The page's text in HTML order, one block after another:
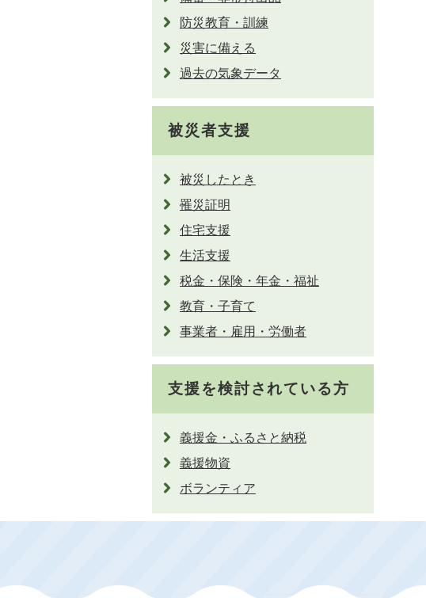
防災教育・訓練
災害に備える
過去の気象データ
被災者支援
被災したとき
罹災証明
住宅支援
生活支援
税金・保険・年金・福祉
教育・子育て
事業者・雇用・労働者
支援を検討されている方
義援金・ふるさと納税
義援物資
ボランティア